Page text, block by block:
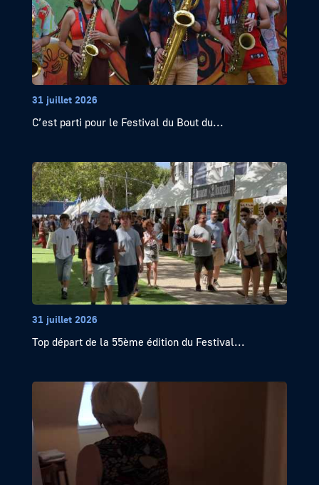
31 juillet 2026
C’est parti pour le Festival du Bout du...
31 juillet 2026
Top départ de la 55ème édition du Festival...